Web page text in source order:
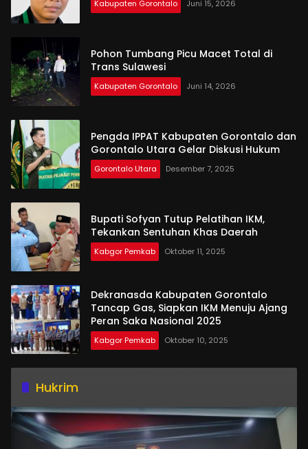
Kabupaten Gorontalo Juni 15, 2026
Pohon Tumbang Picu Macet Total di
Trans Sulawesi
Kabupaten Gorontalo Juni 14, 2026
Pengda IPPAT Kabupaten Gorontalo dan
Gorontalo Utara Gelar Diskusi Hukum
Gorontalo Utara Desember 7, 2025
Bupati Sofyan Tutup Pelatihan IKM,
Tekankan Sentuhan Khas Daerah
Kabgor Pemkab Oktober 11, 2025
Dekranasda Kabupaten Gorontalo
Tancap Gas, Siapkan IKM Menuju Ajang
Peran Saka Nasional 2025
Kabgor Pemkab Oktober 10, 2025
Hukrim